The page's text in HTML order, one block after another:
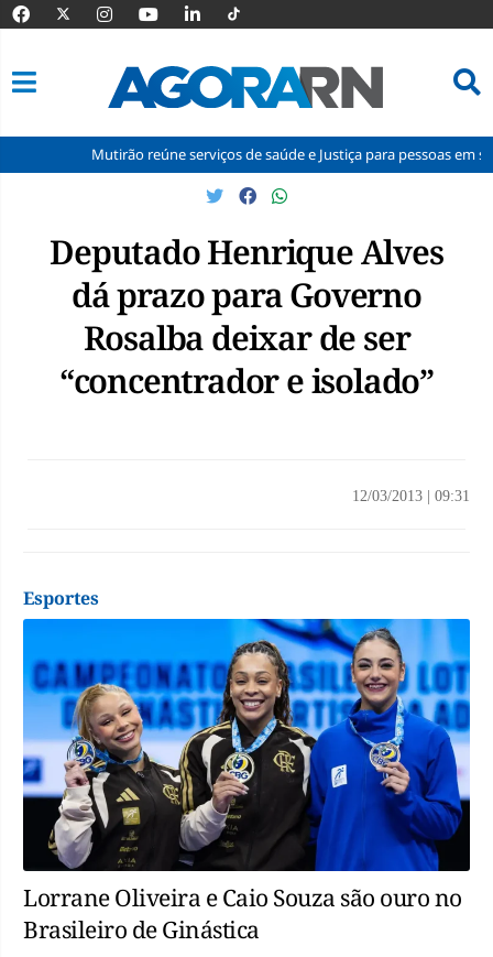
Mutirão reúne serviços de saúde e Justiça para pessoas em situação
conteúdoDeputado Henrique Alves
dá prazo para Governo
Rosalba deixar de ser
“concentrador e isolado”
12/03/2013 09:31
Esportes
Lorrane Oliveira e Caio Souza são ouro no
Brasileiro de Ginástica